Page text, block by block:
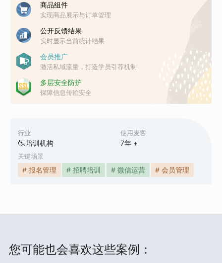
行业
培训机构
使用麦客
7年 +
关键场景
# 报名管理 # 招聘培训 # 微信运营 # 会员管理
商品组件
实现商品展示与订单管理
公开反馈结果
实时显示当前统计结果
会员推广
激活私域流量，打造学员引荐机制
多层安全防护
保障信息传输安全
您可能也会喜欢这些案例：